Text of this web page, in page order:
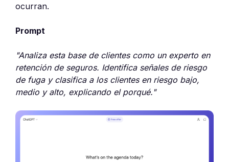
ocurran.
Prompt
"Analiza esta base de clientes como un experto en
retención de seguros. Identifica señales de riesgo
de fuga y clasifica a los clientes en riesgo bajo,
medio y alto, explicando el porqué."